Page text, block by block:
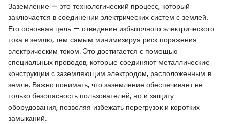
Заземление — это технологический процесс, который
заключается в соединении электрических систем с землей.
Его основная цель — отведение избыточного электрического
тока в землю, тем самым минимизируя риск поражения
электрическим током. Это достигается с помощью
специальных проводов, которые соединяют металлические
конструкции с заземляющим электродом, расположенным в
земле. Важно понимать, что заземление обеспечивает не
только безопасность пользователей, но и защиту
оборудования, позволяя избежать перегрузок и коротких
замыканий.